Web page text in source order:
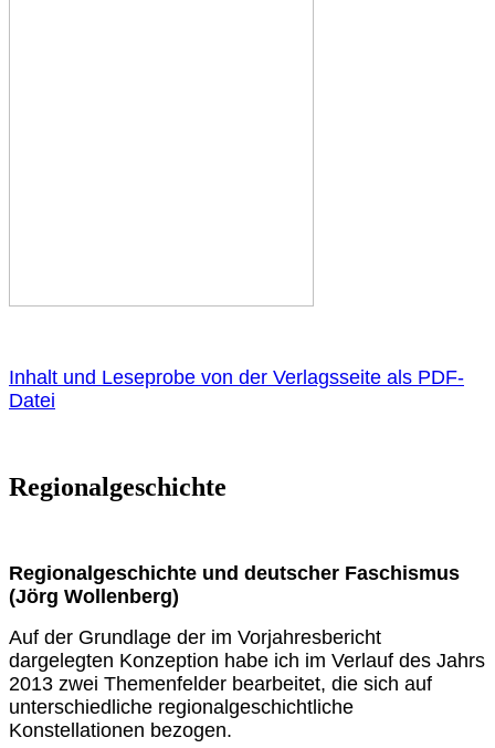
Inhalt und Leseprobe von der Verlagsseite als PDF-
Datei
Regionalgeschichte
Regionalgeschichte und deutscher Faschismus
(Jörg Wollenberg)
Auf der Grundlage der im Vorjahresbericht
dargelegten Konzeption habe ich im Verlauf des Jahrs
2013 zwei Themenfelder bearbeitet, die sich auf
unterschiedliche regionalgeschichtliche
Konstellationen bezogen.